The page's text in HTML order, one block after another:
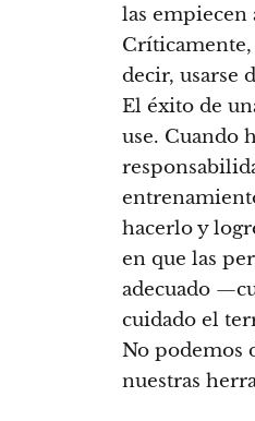
las empiecen
Críticamente,
decir, usarse
El éxito de
use. Cuando
hacerlo y
en que las
adecuado
cuidado el
No podemos
nuestras